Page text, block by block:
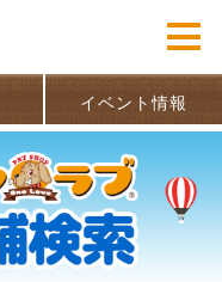
イベント情報